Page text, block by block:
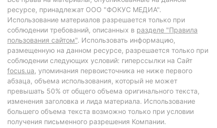
ресурсе, принадлежат ООО "ФОКУС МЕДИА".
Использование материалов разрешается только при
соблюдении требований, описанных в разделе "Правила
пользования сайтом". Использовать информацию,
размещенную на данном ресурсе, разрешается только при
соблюдении следующих условий: гиперссылки на Сайт
focus.ua, упоминания первоисточника не ниже первого
абзаца, объема использования, который не может
превышать 50% от общего объема оригинального текста,
изменения заголовка и лида материала. Использование
большего объема текста возможно только при условии
получения письменного разрешения Компании.